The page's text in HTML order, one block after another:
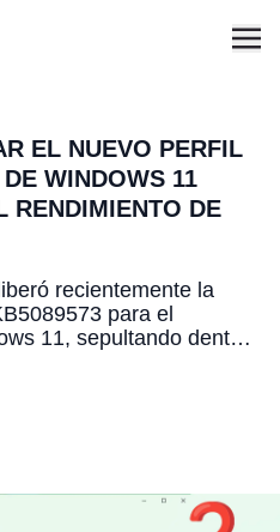
EL NUEVO PERFIL
WINDOWS 11
RENDIMIENTO DE
recientemente la
para el
11, sepultando dentro
de rendimiento
catalogó esta
como un